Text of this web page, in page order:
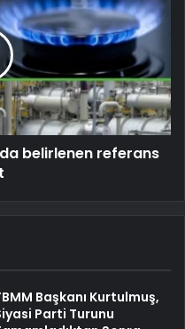
belirlenen referans
Başkanı Kurtulmuş,
Parti Turunu